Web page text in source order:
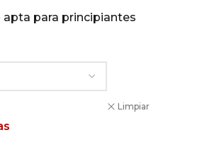
apta para principiantes
Limpiar